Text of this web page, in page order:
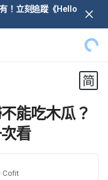
！立刻追蹤《Hello
能吃木瓜？
看
· Cofit